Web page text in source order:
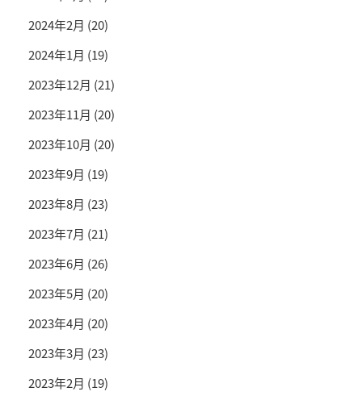
2024年2月 (20)
2024年1月 (19)
2023年12月 (21)
2023年11月 (20)
2023年10月 (20)
2023年9月 (19)
2023年8月 (23)
2023年7月 (21)
2023年6月 (26)
2023年5月 (20)
2023年4月 (20)
2023年3月 (23)
2023年2月 (19)